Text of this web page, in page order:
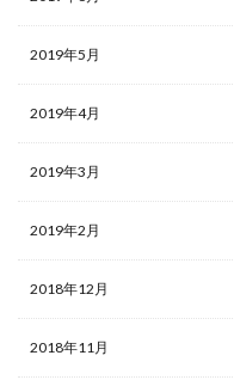
2019年5月
2019年4月
2019年3月
2019年2月
2018年12月
2018年11月